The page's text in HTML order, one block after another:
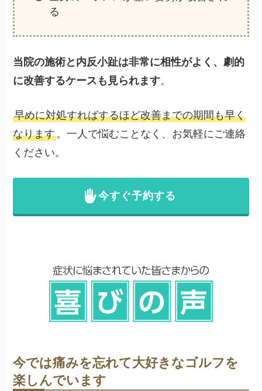
る
当院の施術と内反小趾は非常に相性がよく、劇的
に改善するケースも見られます。
早めに対処すればするほど改善までの期間も早く
なります。一人で悩むことなく、お気軽にご連絡
ください。
今すぐ予約する
今では痛みを忘れて大好きなゴルフを
楽しんでいます